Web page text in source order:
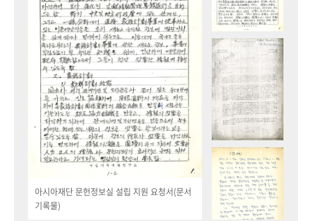
아시아재단 문헌정보실 설립 지원 요청서(문서
기록물)